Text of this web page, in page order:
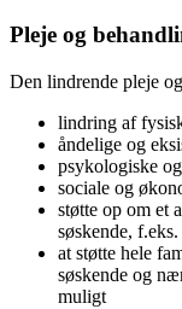
Pleje og
Den lindrende pleje
lindring af
åndelige og
psykologiske
sociale og
støtte op om et
søskende,
at støtte hele
søskende og
muligt